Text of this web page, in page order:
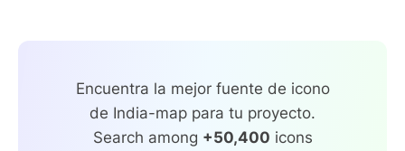
Encuentra la mejor fuente de icono
de India-map para tu proyecto.
Search among +50,400 icons